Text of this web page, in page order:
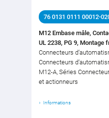
76 0131 0111 00012-
M12 Embase mâle,
UL 2238, PG 9, Montage
Connecteurs
Connecteurs
M12-A, Séries
et actionneurs
Informations